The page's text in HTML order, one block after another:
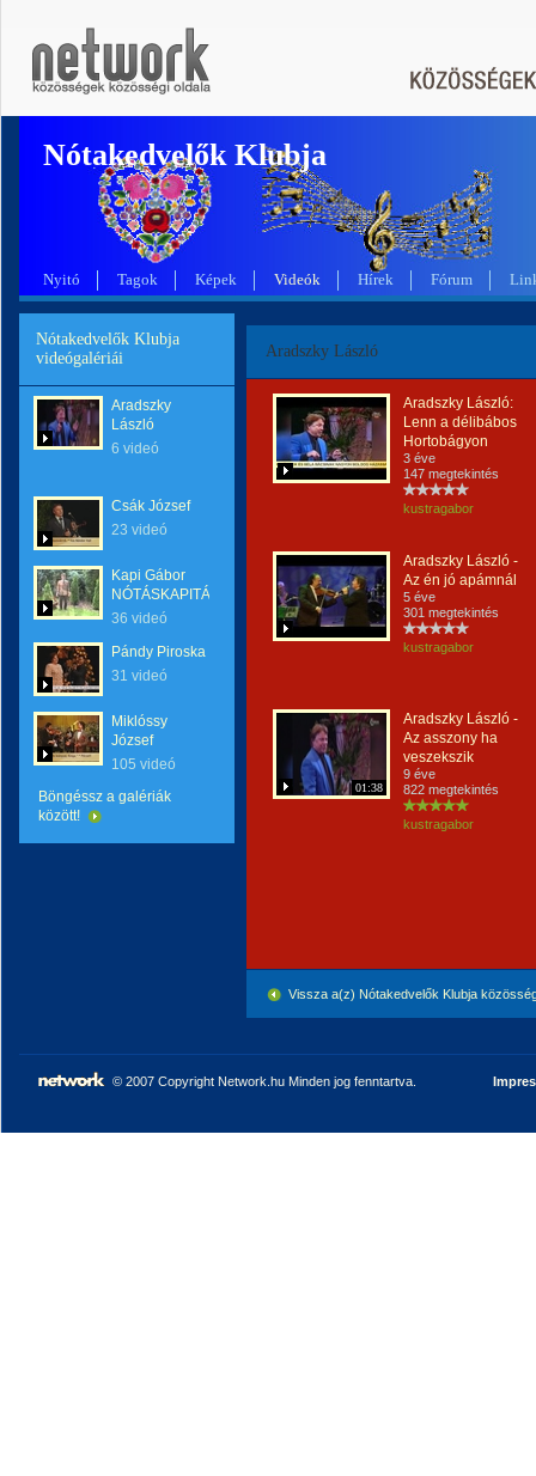
Nótakedvelők Klubja
Nyitó Tagok Képek Videók Hírek Fórum
Nótakedvelők Klubja
videógalériái
Aradszky
László
6 videó
Csák József
23 videó
Kapi Gábor
NÓTÁSKAPITÁNY
36 videó
Pándy Piroska
31 videó
Miklóssy
József
105 videó
Böngéssz a galériák
között!
Aradszky László
Aradszky László:
Lenn a délibábos
Hortobágyon
3 éve
147 megtekintés
kustragabor
Aradszky László -
Az én jó apámnál
5 éve
301 megtekintés
kustragabor
01:38
Aradszky László -
Az asszony ha
veszekszik
9 éve
822 megtekintés
kustragabor
Vissza a(z) Nótakedvelők Klubja
© 2007 Copyright Network.hu Minden jog fenntartva.